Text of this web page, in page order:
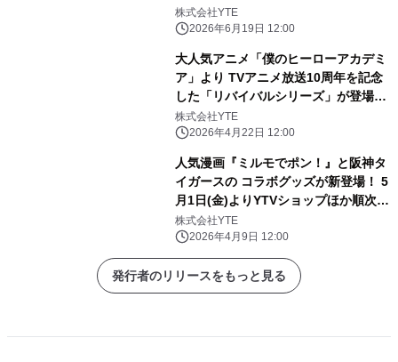
開催決定！ 2026年7月24日(金)よりス
タート！
株式会社YTE
2026年6月19日 12:00
大人気アニメ「僕のヒーローアカデミ
ア」より TVアニメ放送10周年を記念
した「リバイバルシリーズ」が登場！
YTEが発売してきた 歴代の描き下ろし
ビジュアルを使用したグッズが大集
株式会社YTE
2026年4月22日 12:00
人気漫画『ミルモでポン！』と阪神タ
イガースの コラボグッズが新登場！ 5
月1日(金)よりYTVショップほか順次展
開予定！
株式会社YTE
2026年4月9日 12:00
発行者のリリースをもっと見る